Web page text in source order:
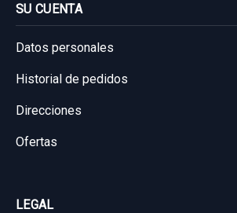
8073189913 ELECTRICO 5P 2 PINS
ELEVALUNAS TRASERO
SU CUENTA
Datos personales
Historial de pedidos
Direcciones
Ofertas
LEGAL